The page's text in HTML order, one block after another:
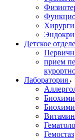
Детское
прием
Лаборатория
Гемостаз